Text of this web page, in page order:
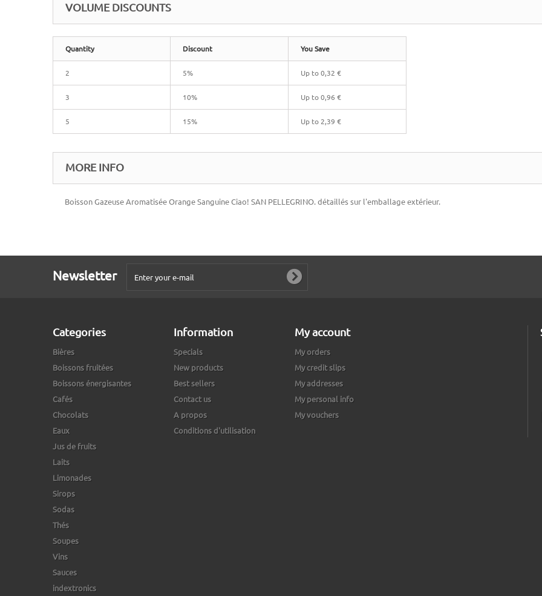
VOLUME DISCOUNTS
Quantity Discount You Save
2 5% Up to0,32 €
3 10% Up to0,96 €
5 15% Up to 2,39 €
MORE INFO
Boisson Gazeuse Aromatisée Orange Sanguine Ciao! SAN PELLEGRINO. détaillés sur l'emballage extérieur.
Newsletter
Categories
Bières
Boissons fruitées
Boissons énergisantes
Cafés
Chocolats
Eaux
Jus de fruits
Laits
Limonades
Sirops
Sodas
Thés
Soupes
Vins
Sauces
indextronics
Information
Specials
New products
Best sellers
Contact us
A propos
Conditions d'utilisation
My account
My orders
My credit slips
My addresses
My personal info
My vouchers